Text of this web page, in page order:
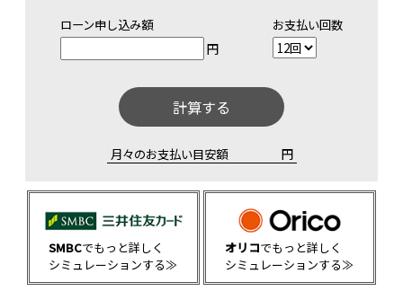
ローン申し込み額
円
お支払い回数
計算する
月々のお支払い目安額 円
SMBCでもっと詳しく
シミュレーションする≫
オリコでもっと詳しく
シミュレーションする≫